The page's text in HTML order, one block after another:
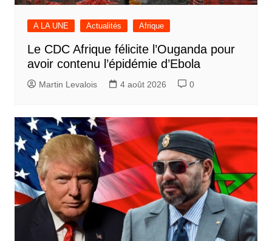
A LA UNE Actualités Afrique
Le CDC Afrique félicite l’Ouganda pour
avoir contenu l’épidémie d’Ebola
Martin Levalois 4 août 2026 0